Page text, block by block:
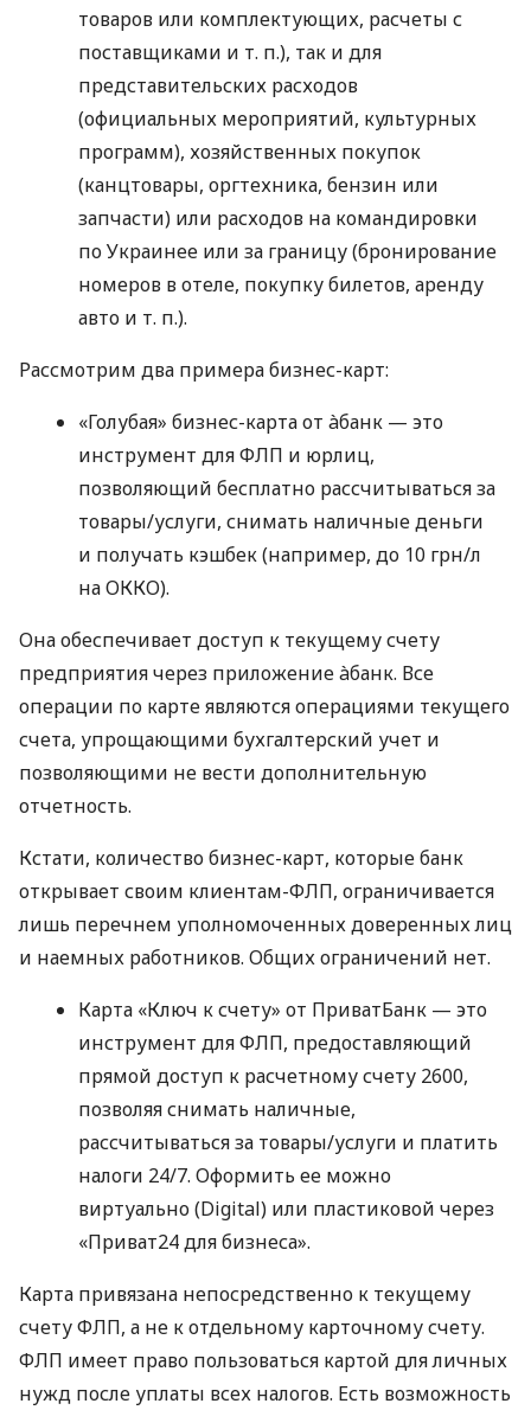
товаров или комплектующих, расчеты с
поставщиками и т. п.), так и для
представительских расходов
(официальных мероприятий, культурных
программ), хозяйственных покупок
(канцтовары, оргтехника, бензин или
запчасти) или расходов на командировки
по Украинее или за границу (бронирование
номеров в отеле, покупку билетов, аренду
авто и т. п.).
Рассмотрим два примера бизнес-карт:
«Голубая» бизнес-карта от àбанк — это
инструмент для ФЛП и юрлиц,
позволяющий бесплатно рассчитываться за
товары/услуги, снимать наличные деньги
и получать кэшбек (например, до 10 грн/л
на ОККО).
Она обеспечивает доступ к текущему счету
предприятия через приложение àбанк. Все
операции по карте являются операциями текущего
счета, упрощающими бухгалтерский учет и
позволяющими не вести дополнительную
отчетность.
Кстати, количество бизнес-карт, которые банк
открывает своим клиентам-ФЛП, ограничивается
лишь перечнем уполномоченных доверенных лиц
и наемных работников. Общих ограничений нет.
Карта «Ключ к счету» от ПриватБанк — это
инструмент для ФЛП, предоставляющий
прямой доступ к расчетному счету 2600,
позволяя снимать наличные,
рассчитываться за товары/услуги и платить
налоги 24/7. Оформить ее можно
виртуально (Digital) или пластиковой через
«Приват24 для бизнеса».
Карта привязана непосредственно к текущему
счету ФЛП, а не к отдельному карточному счету.
ФЛП имеет право пользоваться картой для личных
нужд после уплаты всех налогов. Есть возможность